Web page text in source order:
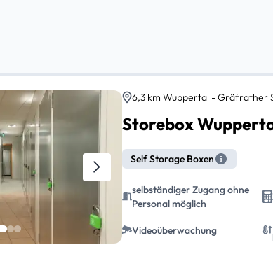
6,3 km Wuppertal - Gräfrather
Storebox
Self Storage Boxen
selbständiger Zugang ohne
Personal möglich
Videoüberwachung